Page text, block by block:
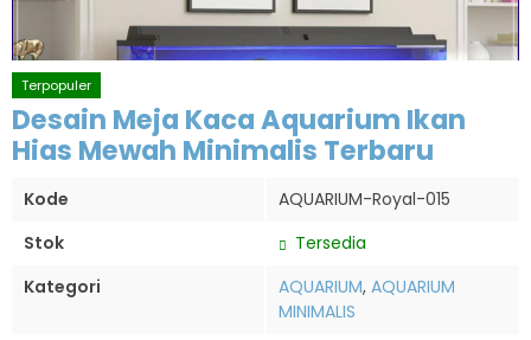
Terpopuler
Desain Meja Kaca Aquarium Ikan
Hias Mewah Minimalis Terbaru
Kode
AQUARIUM-Royal-015
Stok
Tersedia
Kategori
AQUARIUM, AQUARIUM
MINIMALIS